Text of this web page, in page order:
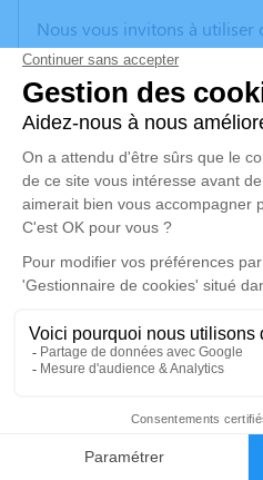
Faire-part
Nous vous invitons à utiliser
vos condoléances, partager
anecdote ou exprimer vos
poèmes ou des textes. Cet
d'expression dédié à
Marie VIAL-VOIRON.
Un service de plantation
disponible ici.
Cérémonie
Eglise de Trept Place de
38460 Trept